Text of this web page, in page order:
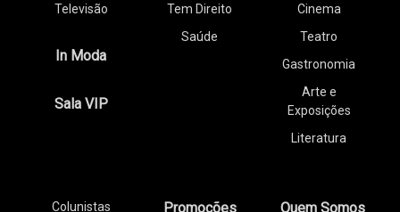
Televisão
In Moda
Sala VIP
Tem Direito
Saúde
Cinema
Teatro
Gastronomia
Arte e
Exposições
Literatura
Colunistas Promoções Quem Somos